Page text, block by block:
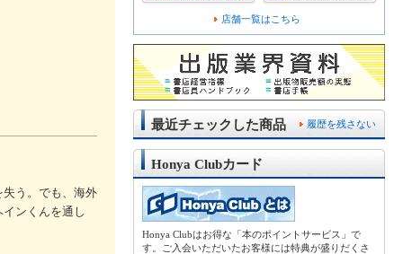
う。でも、海外
ンくんを通し
店舗一覧はこちら
履歴を残さない
最近チェックした商品
Honya Clubカード
Honya Clubはお得な「本のポイントサービス」で
す。ご入会いただいたお客様には特典が盛りだくさ